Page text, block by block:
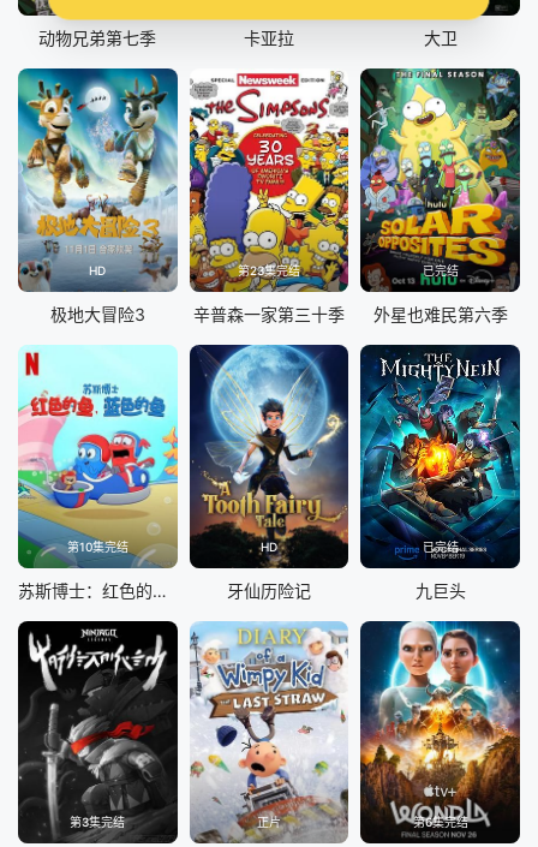
动物兄弟第七季 卡亚拉 大卫
HD
极地大冒险3
第23集完结
辛普森一家第三十季
已完结
外星也难民第六季
第10集完结
苏斯博士：红色的鱼，蓝色的鱼
HD
牙仙历险记
已完结
九巨头
第3集完结 正片 第6集完结